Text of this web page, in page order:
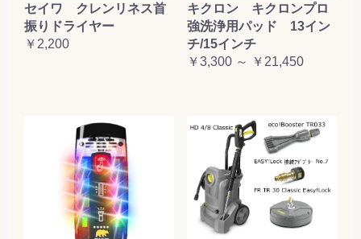
セイワ クレンリネス首
振りドライヤー
￥2,200
キクロン キクロンプロ
強洗浄用パッド 13イン
チ/15インチ
￥3,300 ～ ￥21,450